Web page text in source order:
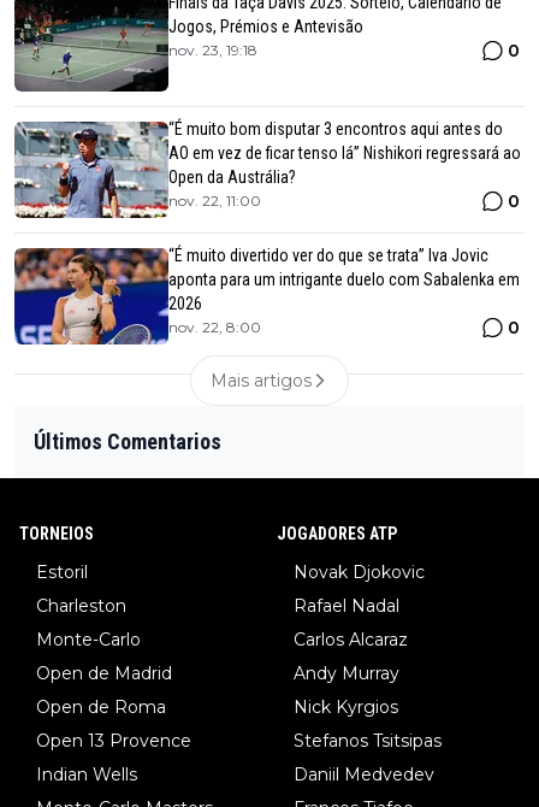
Jogos, Prémios e Antevisão
nov. 23, 19:18 0
“É muito bom disputar 3 encontros aqui antes do
AO em vez de ficar tenso lá” Nishikori regressará ao
Open da Austrália?
nov. 22, 11:00 0
“É muito divertido ver do que se trata” Iva Jovic
aponta para um intrigante duelo com Sabalenka em
2026
nov. 22, 8:00 0
Mais artigos
Últimos Comentarios
TORNEIOS
Estoril
Charleston
Monte-Carlo
Open de Madrid
Open de Roma
Open 13 Provence
Indian Wells
JOGADORES ATP
Novak Djokovic
Rafael Nadal
Carlos Alcaraz
Andy Murray
Nick Kyrgios
Stefanos Tsitsipas
Daniil Medvedev